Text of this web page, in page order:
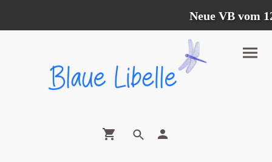
Neue VB vom